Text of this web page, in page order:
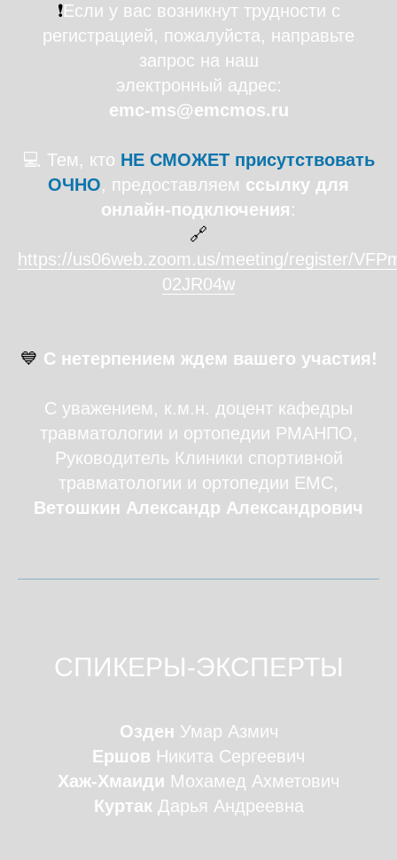
❗Если у вас возникнут трудности с
регистрацией, пожалуйста, направьте
запрос на наш
электронный адрес:
emc-ms@emcmos.ru
💻 Тем, кто НЕ СМОЖЕТ присутствовать
ОЧНО, предоставляем ссылку для
онлайн-подключения:
🔗
https://us06web.zoom.us/meeting/register/
02JR04w
💙 С нетерпением ждем вашего участия!
С уважением, к.м.н. доцент кафедры
травматологии и ортопедии РМАНПО,
Руководитель Клиники спортивной
травматологии и ортопедии EMC,
Ветошкин Александр Александрович
СПИКЕРЫ-ЭКСПЕРТЫ
Озден Умар Азмич
Ершов Никита Сергеевич
Хаж-Хмаиди Мохамед Ахметович
КуртакДарья Андреевна